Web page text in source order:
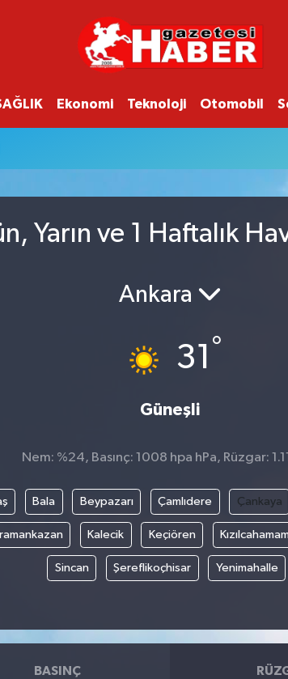
Ekonomi Teknoloji Otomobil
Yarın ve 1 Haftalık
Ankara
31 °
Güneşli
Nem: %24, Basınç: 1008 hpa hPa, Rüzgar:
Bala Beypazarı Çamlıdere Çankaya
Kalecik Keçiören
Sincan Şereflikoçhisar Yenimahalle
BASINÇ